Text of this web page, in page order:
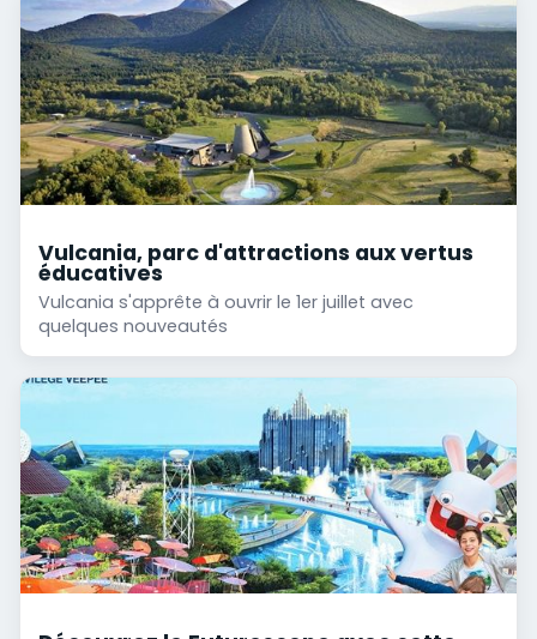
Vulcania, parc d'attractions aux vertus
éducatives
Vulcania s'apprête à ouvrir le 1er juillet avec
quelques nouveautés